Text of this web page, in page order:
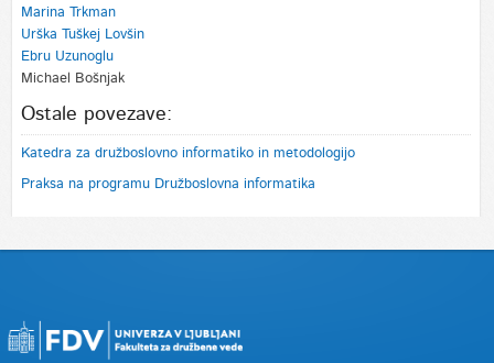
Marina Trkman
Urška Tuškej Lovšin
Ebru Uzunoglu
Michael Bošnjak
Ostale povezave:
Katedra za družboslovno informatiko in metodologijo
Praksa na programu Družboslovna informatika